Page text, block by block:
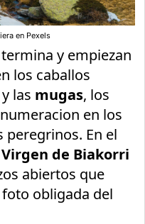
en Pexels
y empiezan
los caballos
las mugas, los
en los
peregrinos. En el
Virgen de Biakorri
abiertos que
obligada del